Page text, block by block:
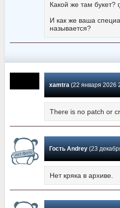
Какой же там букет?
И как же ваша
называется?
xamtra(22 января 2026 20:18)
There is no patch or
Гость Andrey(23 декабря 2025
Нет кряка в архиве.